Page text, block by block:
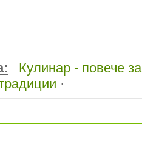
Кулинар - повече
·